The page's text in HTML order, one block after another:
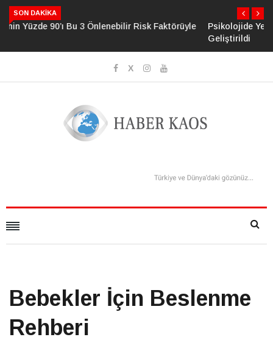
SON DAKIKA
Psikolojide Yeni Dönem: Zihinsel Çöküş Riskini Ölçen Model
Bebekler İçin Beslenme
Rehberi